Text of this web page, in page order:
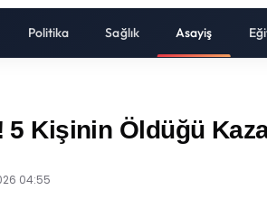
Politika Sağlık Asayiş
Kişinin Öldüğü
04:55